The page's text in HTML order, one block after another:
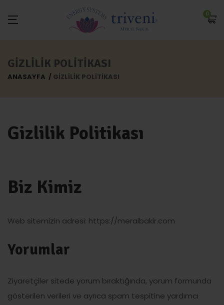
0
GIZLILIK POLITIKASI
ANASAYFA GIZLILIK POLITIKASI
Gizlilik Politikası
Biz Kimiz
Web sitemizin adresi: https://meralbakir.com
Yorumlar
Ziyaretçiler sitede yorum bıraktığında, yorum formunda
gösterilen verileri ve ayrıca spam tespitine yardımcı